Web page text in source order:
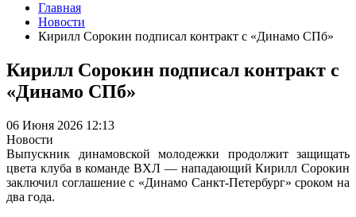
Главная
Новости
Кирилл Сорокин подписал контракт с «Динамо СПб»
Кирилл Сорокин подписал контракт с
«Динамо СПб»
06 Июня 2026 12:13
Новости
Выпускник динамовской молодежки продолжит защищать
цвета клуба в команде ВХЛ — нападающий Кирилл Сорокин
заключил соглашение с «Динамо Санкт-Петербург» сроком на
два года.